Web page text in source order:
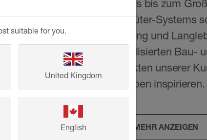
Vom Einfamilienhaus bis zum
Lösungen von Schlüter-Systems
für schöne Gestaltung und
sich von bereits realisierten Bau-
Renovierungsprojekten unserer
persönliches Vorhaben inspirieren.
MEHR ANZEIGEN
suitable for you.
United Kingdom
English